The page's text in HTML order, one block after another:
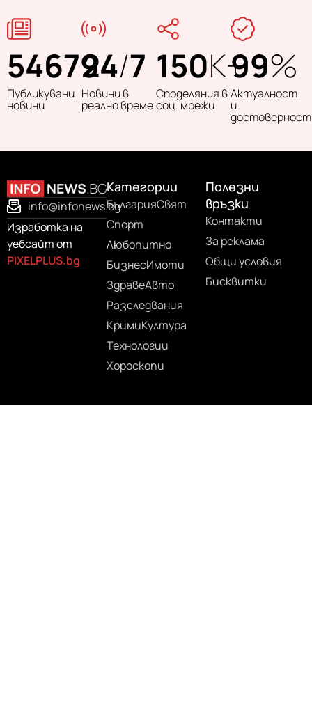
54679
Публикувани
новини
24/7
Новини в
реално време
150K+
Споделяния в
соц. мрежи
99%
Актуалност
и
достоверност
info@infonews.bg
Изработка на
уебсайт от
PIXELPLUS.bg
Категории
БългарияСвят
Спорт
Любопитно
БизнесИмоти
ЗдравеАвто
Разследвания
КримиКултура
Технологии
Хороскопи
Полезни
връзки
Контакти
За реклама
Общи условия
Бисквитки